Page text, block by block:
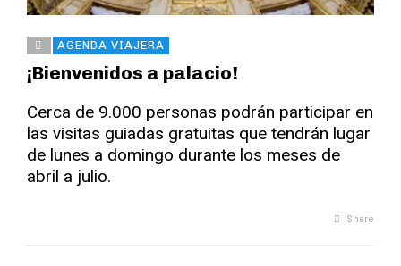
AGENDA VIAJERA
¡Bienvenidos a palacio!
Cerca de 9.000 personas podrán participar en
las visitas guiadas gratuitas que tendrán lugar
de lunes a domingo durante los meses de
abril a julio.
Share